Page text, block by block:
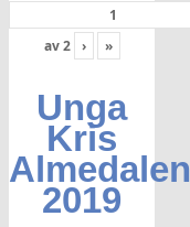
av2 › »
Unga
Kris
Almedalen
2019